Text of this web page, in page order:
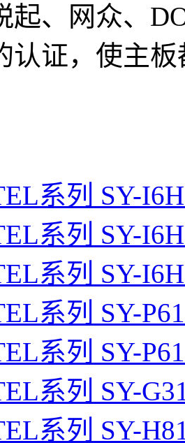
起、网众、
认证，使主
系列 SY-
系列 SY-
系列 SY-
系列 SY-
系列 SY-
系列 SY-
系列 SY-